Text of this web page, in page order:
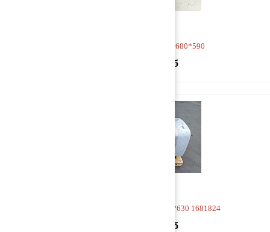
Бак топливный 1120*680*590
45 000 руб
Бак топливный 1140*680*630 1681824
45 000 руб